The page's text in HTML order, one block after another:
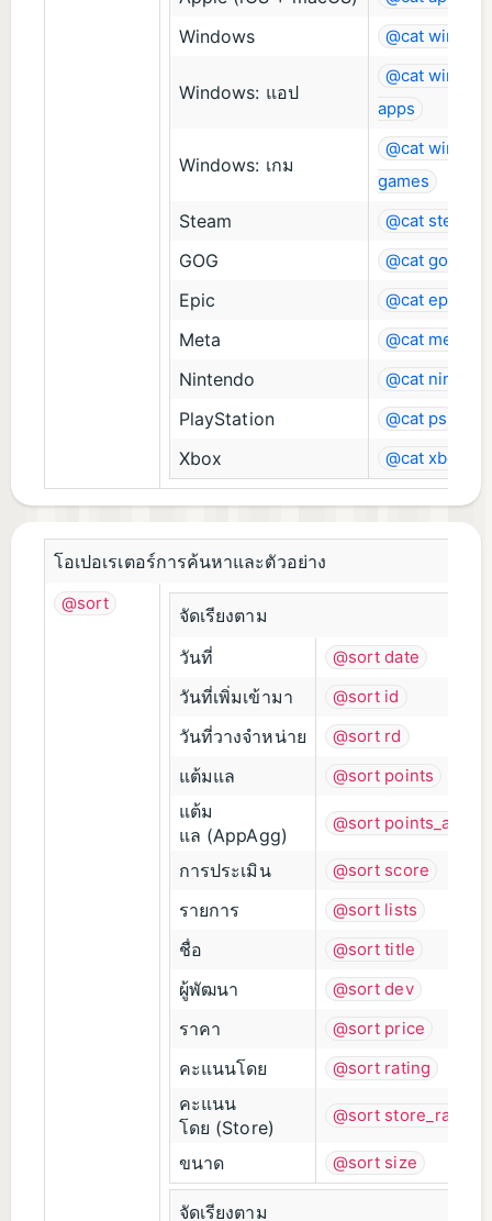
Windows @cat
Windows: แอป
@cat
apps
Windows: เกม
@cat
games
Steam @cat steam
GOG @cat gog
Epic @cat epic
Meta @cat meta
Nintendo @cat
PlayStation @cat ps
Xbox @cat xbox
โอเปอเรเตอร์การค้นหาและตัวอย่าง
@sort
จัดเรียงตาม
วันที่
@sort date
วันที่เพิ่มเข้ามา @sort id
วันที่วางจำหน่าย @sort rd
แต้มแล @sort points
แต้ม
แล (AppAgg)
@sort points_aa
การประเมิน @sort score
รายการ @sort lists
ชื่อ @sort title
ผู้พัฒนา @sort dev
ราคา @sort price
คะแนนโดย @sort rating
คะแนน
โดย (Store)
@sort store_rating
ขนาด @sort size
จัดเรียงตาม